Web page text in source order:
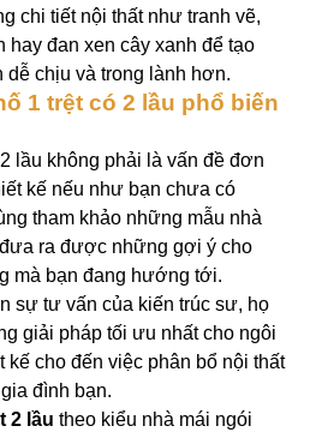
chi tiết nội thất như tranh vẽ,
hay đan xen cây xanh để tạo
dễ chịu và trong lành hơn.
1 trệt có 2 lầu phổ biến
lầu không phải là vấn đề đơn
kế nếu như bạn chưa có
tham khảo những mẫu nhà
ra được những gợi ý cho
mà bạn đang hướng tới.
sự tư vấn của kiến trúc sư, họ
giải pháp tối ưu nhất cho ngôi
kế cho đến việc phân bổ nội thất
đình bạn.
2 lầu theo kiểu nhà mái ngói